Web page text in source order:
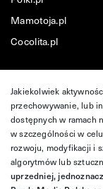
Mamotoja.pl
Cocolita.pl
Jakiekolwiek
przechowywanie, lub
dostępnych w ramach
w szczególności w
rozwoju, modyfikacji i
algorytmów lub
uprzedniej,